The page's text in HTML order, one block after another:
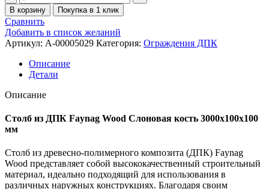
В корзину Покупка в 1 клик
Сравнить
Добавить в список желаний
Артикул: A-00005029 Категория: Ограждения ДПК
Описание
Детали
Описание
Столб из ДПК Faynag Wood Слоновая кость 3000х100х100
мм
Столб из древесно-полимерного композита (ДПК) Faynag
Wood представляет собой высококачественный строительный
материал, идеально подходящий для использования в
различных наружных конструкциях. Благодаря своим